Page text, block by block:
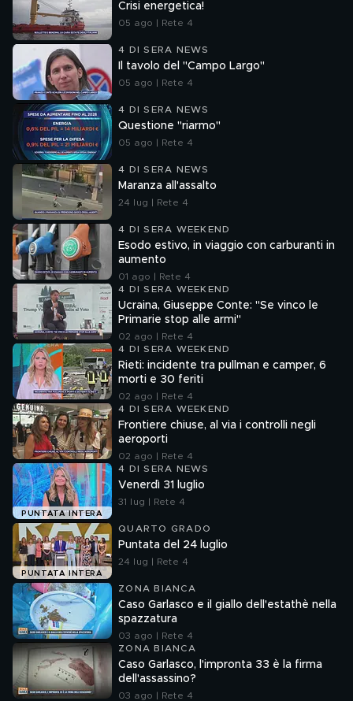
Crisi energetica!
05 ago | Rete 4
4 DI SERA NEWS
Il tavolo del "Campo Largo"
05 ago | Rete 4
4 DI SERA NEWS
Questione "riarmo"
05 ago | Rete 4
4 DI SERA NEWS
Maranza all'assalto
24 lug | Rete 4
4 DI SERA WEEKEND
Esodo estivo, in viaggio con carburanti in
aumento
01 ago | Rete 4
4 DI SERA WEEKEND
Ucraina, Giuseppe Conte: "Se vinco le
Primarie stop alle armi"
02 ago | Rete 4
4 DI SERA WEEKEND
Rieti: incidente tra pullman e camper, 6
morti e 30 feriti
02 ago | Rete 4
4 DI SERA WEEKEND
Frontiere chiuse, al via i controlli negli
aeroporti
02 ago | Rete 4
PUNTATA INTERA
4 DI SERA NEWS
Venerdì 31 luglio
31 lug | Rete 4
PUNTATA INTERA
QUARTO GRADO
Puntata del 24 luglio
24 lug | Rete 4
ZONA BIANCA
Caso Garlasco e il giallo dell'estathè nella
spazzatura
03 ago | Rete 4
ZONA BIANCA
Caso Garlasco, l'impronta 33 è la firma
dell'assassino?
03 ago | Rete 4